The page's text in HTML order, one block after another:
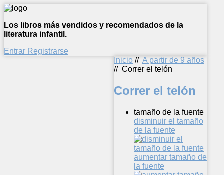
Los libros más vendidos y recomendados de la
literatura infantil.
Entrar Registrarse
Inicio // A partir de 9 años
// Correr el telón
Correr el telón
tamaño de la fuente
disminuir el tamaño
de la fuente
aumentar tamaño de
la fuente